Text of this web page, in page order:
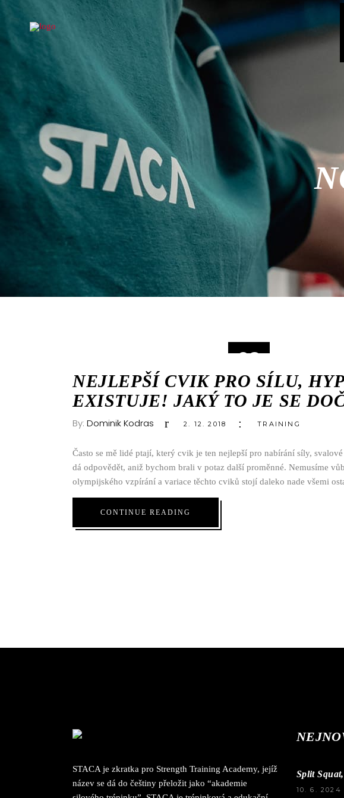
02
PRO
NEJLEPŠÍ CVIK PRO SÍLU,
EXISTUJE! JAKÝ TO JE SE
By: Dominik Kodras 2. 12. 2018 TRAINING
Často se mě lidé ptají, který cvik je ten nejlepší pro nabírání síly,
dá odpovědět, aniž bychom brali v potaz další proměnné. Nemusíme
olympijského vzpírání a variace těchto cviků stojí daleko nade všemi
CONTINUE READING
STACA je zkratka pro Strength Training Academy, jejíž
název se dá do češtiny přeložit jako “akademie
Split
10. 6. 2024